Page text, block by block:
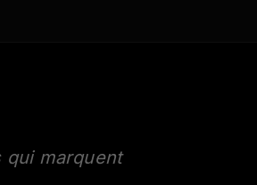
qui marquent